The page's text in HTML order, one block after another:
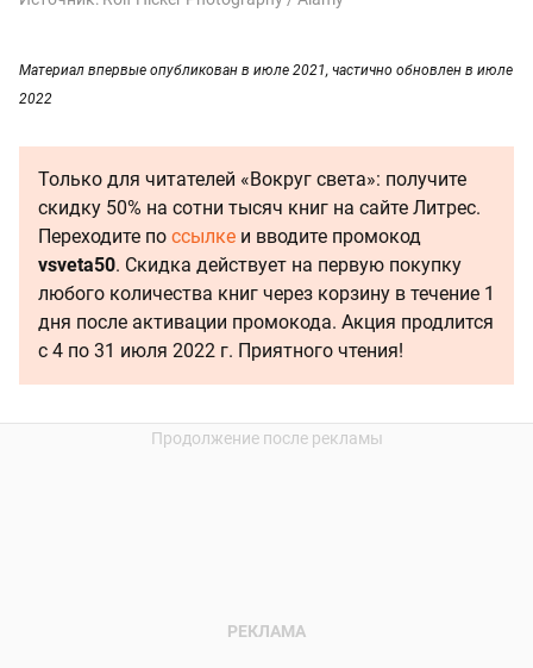
Материал впервые опубликован в июле 2021, частично обновлен в июле
2022
Только для читателей «Вокруг света»: получите
скидку 50% на сотни тысяч книг на сайте Литрес.
Переходите по ссылке и вводите промокод
vsveta50. Скидка действует на первую покупку
любого количества книг через корзину в течение 1
дня после активации промокода. Акция продлится
с 4 по 31 июля 2022 г. Приятного чтения!